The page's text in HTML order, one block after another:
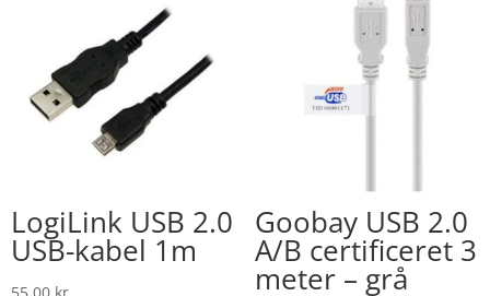
LogiLink USB 2.0
USB-kabel 1m
Goobay USB 2.0
A/B certificeret 3
meter – grå